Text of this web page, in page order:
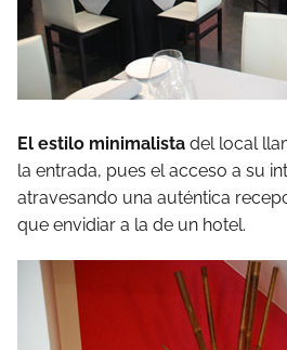
El estilo minimalista del local
la entrada, pues el acceso a su
atravesando una auténtica
que envidiar a la de un hotel.